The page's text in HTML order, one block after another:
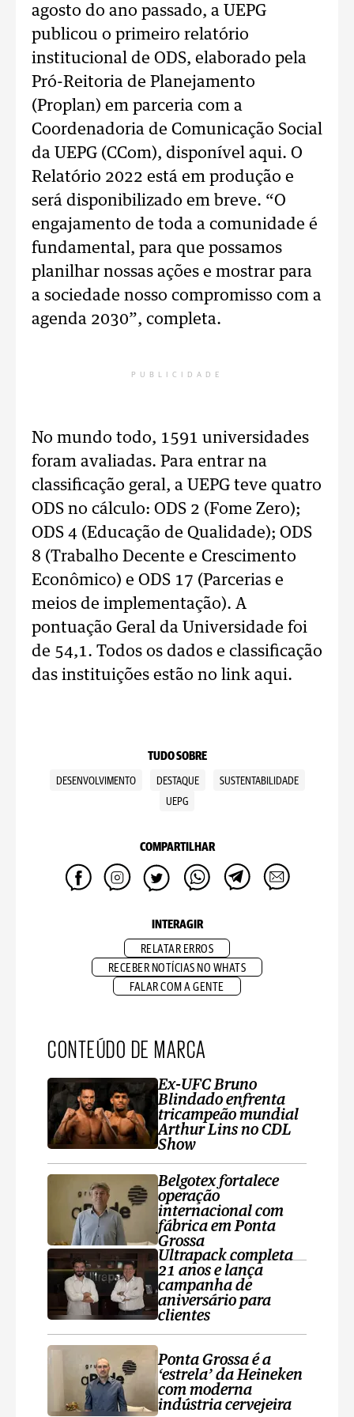
agosto do ano passado, a UEPG
publicou o primeiro relatório
institucional de ODS, elaborado pela
Pró-Reitoria de Planejamento
(Proplan) em parceria com a
Coordenadoria de Comunicação Social
da UEPG (CCom), disponível aqui. O
Relatório 2022 está em produção e
será disponibilizado em breve. “O
engajamento de toda a comunidade é
fundamental, para que possamos
planilhar nossas ações e mostrar para
a sociedade nosso compromisso com a
agenda 2030”, completa.
PUBLICIDADE
No mundo todo, 1591 universidades
foram avaliadas. Para entrar na
classificação geral, a UEPG teve quatro
ODS no cálculo: ODS 2 (Fome Zero);
ODS 4 (Educação de Qualidade); ODS
8 (Trabalho Decente e Crescimento
Econômico) e ODS 17 (Parcerias e
meios de implementação). A
pontuação Geral da Universidade foi
de 54,1. Todos os dados e classificação
das instituições estão no link aqui.
TUDO SOBRE
DESENVOLVIMENTO DESTAQUE
SUSTENTABILIDADE
UEPG
COMPARTILHAR
INTERAGIR
RELATAR ERROS
RECEBER NOTÍCIAS NO WHATS
FALAR COM A GENTE
CONTEÚDO DE MARCA
Ex-UFC Bruno
Blindado enfrenta
tricampeão mundial
Arthur Lins no CDL
Show
Belgotex fortalece
operação
internacional com
fábrica em Ponta
Grossa
Ultrapack completa
21 anos e lança
campanha de
aniversário para
clientes
Ponta Grossa é a
‘estrela’ da Heineken
com moderna
indústria cervejeira